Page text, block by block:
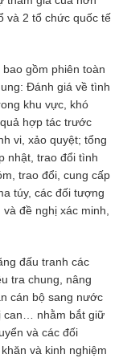
và 2 tổ chức quốc tế
gồm phiên toàn
Đánh giá về tình
khu vực, khó
hợp tác trước
vi, xảo quyệt; tổng
nhật, trao đổi tình
trao đổi, cung cấp
túy, các đối tượng
đề nghị xác minh,
đấu tranh các
tra chung, nâng
cán bộ sang nước
can… nhằm bắt giữ
và các đối
và kinh nghiệm